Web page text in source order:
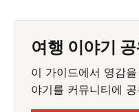
여행 이야기
이 가이드에서 영감
야기를 커뮤니티에